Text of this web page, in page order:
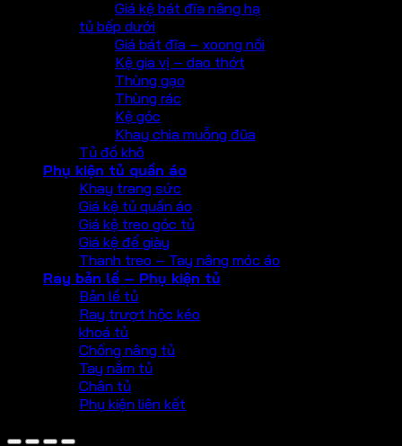
Giá kệ bát đĩa nâng hạ
tủ bếp dưới
Giá bát đĩa – xoong nồi
Kệ gia vị – dao thớt
Thùng gạo
Thùng rác
Kệ góc
Khay chia muỗng đũa
Tủ đồ khô
Phụ kiện tủ quần áo
Khay trang sức
Giá kệ tủ quần áo
Giá kệ treo góc tủ
Giá kệ để giày
Thanh treo – Tay nâng móc áo
Ray bản lề – Phụ kiện tủ
Bản lề tủ
Ray trượt hộc kéo
khoá tủ
Chống nâng tủ
Tay nắm tủ
Chân tủ
Phụ kiện liên kết